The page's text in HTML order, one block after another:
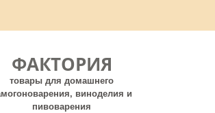
ФАКТОРИЯ
товары для домашнего
виноделия и
пивоварения